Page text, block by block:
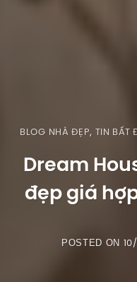
BLOG NHÀ ĐẸP, TIN BẤT
Dream
đẹp giá
POSTED ON